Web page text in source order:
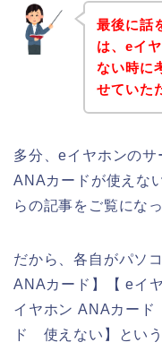
最後に話
は、eイ
ない時に
せていた
多分、eイヤホンのサ
ANAカードが使えな
らの記事をご覧にな
だから、各自がパソ
ANAカード】【 eイ
イヤホン ANAカー
ド 使えない】とい